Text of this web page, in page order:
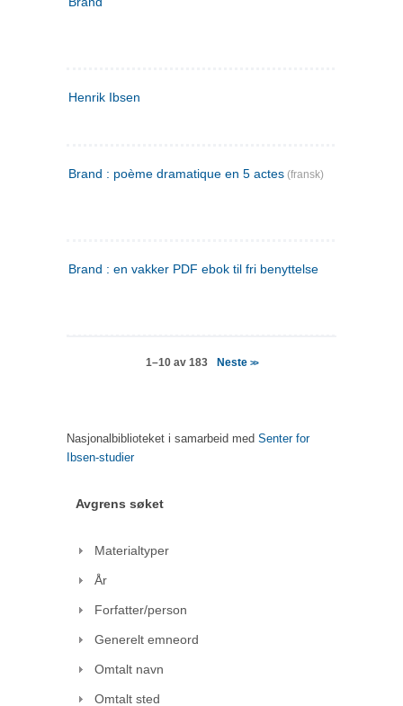
Henrik Ibsen
Brand : poème dramatique en 5 actes (fransk)
Brand : en vakker PDF ebok til fri benyttelse
1–10 av 183 Neste >>
Nasjonalbiblioteket i samarbeid med Senter for
Ibsen-studier
Avgrens søket
Materialtyper
År
Forfatter/person
Generelt emneord
Omtalt navn
Omtalt sted